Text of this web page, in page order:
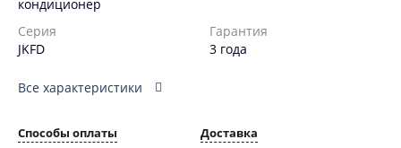
кондиционер
Серия
JKFD
Гарантия
3 года
Все характеристики
Способы оплаты Доставка